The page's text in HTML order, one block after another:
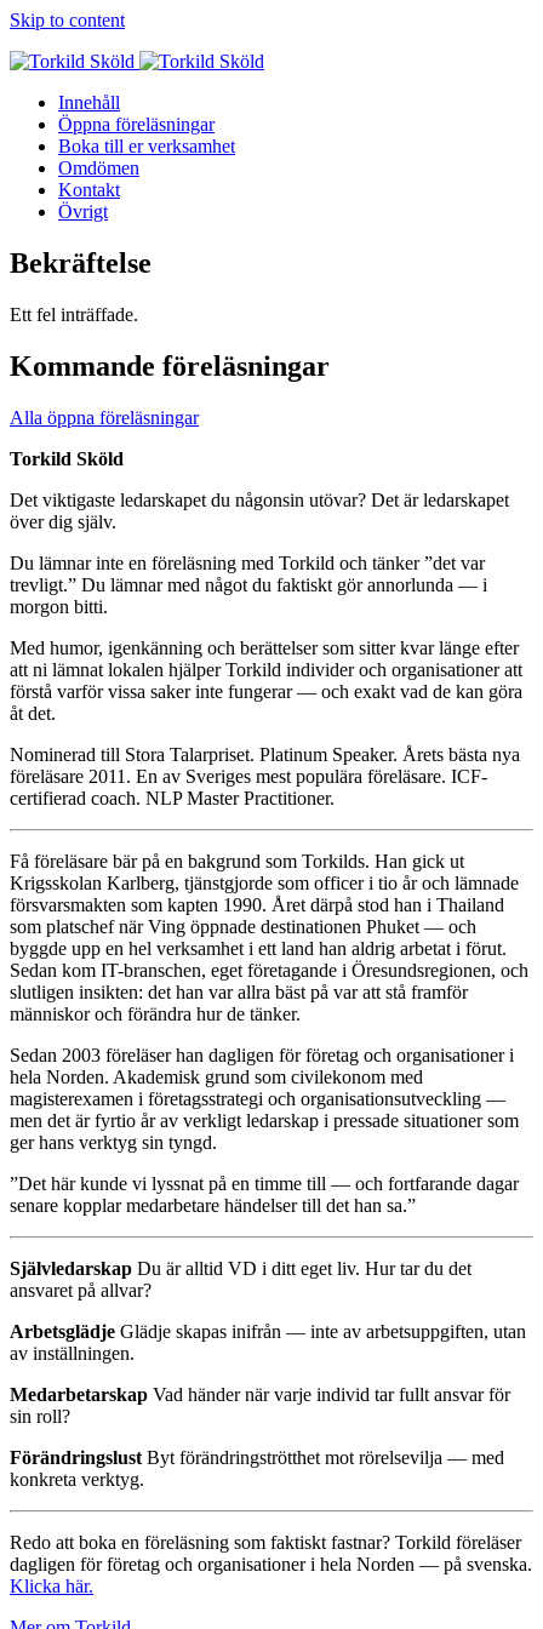
Skip to content
Innehåll
Öppna föreläsningar
Boka till er verksamhet
Omdömen
Kontakt
Övrigt
Bekräftelse
Ett fel inträffade.
Kommande föreläsningar
Alla öppna föreläsningar
Torkild Sköld
Det viktigaste ledarskapet du någonsin utövar? Det är ledarskapet
över dig själv.
Du lämnar inte en föreläsning med Torkild och tänker ”det var
trevligt.” Du lämnar med något du faktiskt gör annorlunda — i
morgon bitti.
Med humor, igenkänning och berättelser som sitter kvar länge efter
att ni lämnat lokalen hjälper Torkild individer och organisationer att
förstå varför vissa saker inte fungerar — och exakt vad de kan göra
åt det.
Nominerad till Stora Talarpriset. Platinum Speaker. Årets bästa nya
föreläsare 2011. En av Sveriges mest populära föreläsare. ICF-
certifierad coach. NLP Master Practitioner.
Få föreläsare bär på en bakgrund som Torkilds. Han gick ut
Krigsskolan Karlberg, tjänstgjorde som officer i tio år och lämnade
försvarsmakten som kapten 1990. Året därpå stod han i Thailand
som platschef när Ving öppnade destinationen Phuket — och
byggde upp en hel verksamhet i ett land han aldrig arbetat i förut.
Sedan kom IT-branschen, eget företagande i Öresundsregionen, och
slutligen insikten: det han var allra bäst på var att stå framför
människor och förändra hur de tänker.
Sedan 2003 föreläser han dagligen för företag och organisationer i
hela Norden. Akademisk grund som civilekonom med
magisterexamen i företagsstrategi och organisationsutveckling —
men det är fyrtio år av verkligt ledarskap i pressade situationer som
ger hans verktyg sin tyngd.
”Det här kunde vi lyssnat på en timme till — och fortfarande dagar
senare kopplar medarbetare händelser till det han sa.”
Självledarskap Du är alltid VD i ditt eget liv. Hur tar du det
ansvaret på allvar?
Arbetsglädje Glädje skapas inifrån — inte av arbetsuppgiften, utan
av inställningen.
Medarbetarskap Vad händer när varje individ tar fullt ansvar för
sin roll?
Förändringslust Byt förändringströtthet mot rörelsevilja — med
konkreta verktyg.
Redo att boka en föreläsning som faktiskt fastnar? Torkild föreläser
dagligen för företag och organisationer i hela Norden — på svenska.
Klicka här.